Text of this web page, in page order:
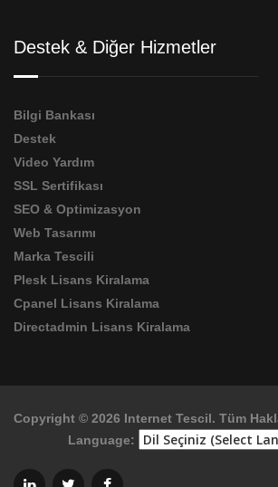
Destek & Diğer Hizmetler
Bilgi Bankası
Destek
Video Yardım
SSL Sertifikası
SEO & Optimizasyon
Web Tasarımı
Marka Tescili
Plesk Lisans Kiralama
Cpanel Lisans Kiralama
Directadmin Lisans Kiralama
Copyright © 2026 Internet Tescil. Tüm
Language: